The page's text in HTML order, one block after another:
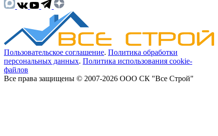
Пользовательское соглашение. Политика обработки
персональных данных. Политика использования cookie-
файлов
Все права защищены © 2007-2026 ООО СК "Все Строй"